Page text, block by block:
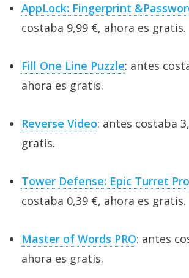
AppLock: Fingerprint
costaba 9,99 €, ahora es gratis.
Fill One Line Puzzle: antes
ahora es gratis.
Reverse Video: antes costaba
gratis.
Tower Defense: Epic Turret Pro
costaba 0,39 €, ahora es gratis.
Master of Words PRO: antes
ahora es gratis.